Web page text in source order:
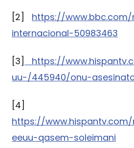
[2] https://
internacional-50983463
[3]
https://
uu-/445940/onu-
[4]
https://
eeuu-qasem-soleimani